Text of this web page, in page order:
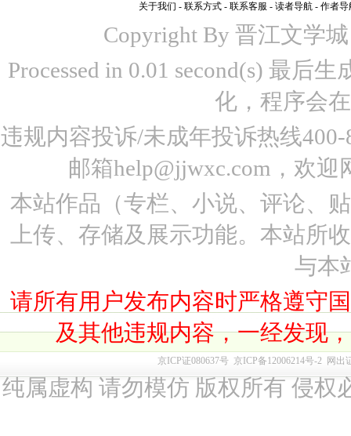
关于我们 - 联系方式 - 联系客服 - 读者导航 - 作者导
Copyright By 晋江文学
Processed in 0.01 second(s) 最后
化，程序会
违规内容投诉/未成年投诉热线
邮箱help@jjwxc.com，欢
本站作品（专栏、小说、评论、
上传、存储及展示功能。本站所
与本
请所有用户发布内容时严格遵守
及其他违规内容，一经发现
京ICP证080637号 京ICP备12006214号-2 网出
纯属虚构 请勿模仿 版权所有 侵权